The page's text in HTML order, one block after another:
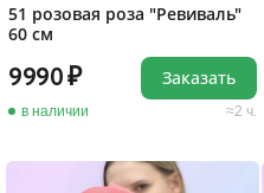
51 розовая роза "Ревиваль"
60 см
9990
в наличии 2 ч.
Заказать